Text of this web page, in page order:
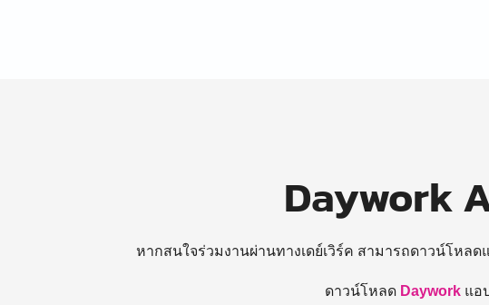
Daywork
หากสนใจร่วมงานผ่านทางเดย์เวิร์ค สามารถดาวน์โหล
ดาวน์โหลด Daywork แอ